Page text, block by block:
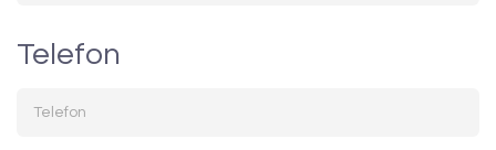
Telefon